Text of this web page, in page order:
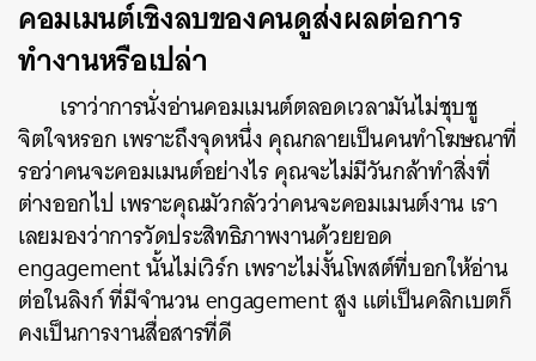
คอมเมนต์เชิงลบของคนดูส่งผลต่อการ
ทำงานหรือเปล่า
เราว่าการนั่งอ่านคอมเมนต์ตลอดเวลามันไม่ชุบชู
จิตใจหรอก เพราะถึงจุดหนึ่ง คุณกลายเป็นคนทำโฆษณาที่
รอว่าคนจะคอมเมนต์อย่างไร คุณจะไม่มีวันกล้าทำสิ่งที่
ต่างออกไป เพราะคุณมัวกลัวว่าคนจะคอมเมนต์งาน เรา
เลยมองว่าการวัดประสิทธิภาพงานด้วยยอด
engagement นั้นไม่เวิร์ก เพราะไม่งั้นโพสต์ที่บอกให้อ่าน
ต่อในลิงก์ ที่มีจำนวน engagement สูง แต่เป็นคลิกเบตก็
คงเป็นการงานสื่อสารที่ดี